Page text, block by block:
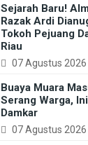
Sejarah Baru!
Razak Ardi
Tokoh Pejuang
Riau
07 Agustus 2026
Buaya Muara
Serang Warga,
Damkar
07 Agustus 2026